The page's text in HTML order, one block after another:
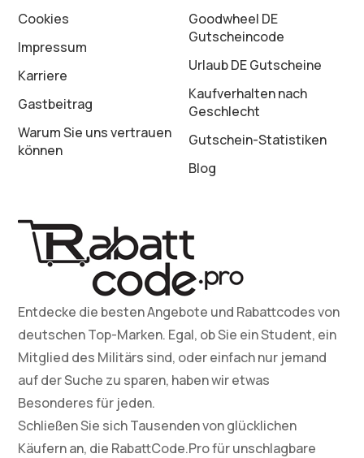
Cookies
Impressum
Karriere
Gastbeitrag
Warum Sie uns vertrauen
können
Goodwheel DE
Gutscheincode
Urlaub DE Gutscheine
Kaufverhalten nach
Geschlecht
Gutschein-Statistiken
Blog
Entdecke die besten Angebote und Rabattcodes von
deutschen Top-Marken. Egal, ob Sie ein Student, ein
Mitglied des Militärs sind, oder einfach nur jemand
auf der Suche zu sparen, haben wir etwas
Besonderes für jeden.
Schließen Sie sich Tausenden von glücklichen
Käufern an, die RabattCode.Pro für unschlagbare